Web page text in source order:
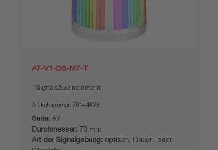
A7-V1-DS-M7-T
Signalsäulenelement
Artikelnummer: 50144838
Serie: A7
Durchmesser: 70 mm
Art der Signalgebung: optisch, Dauer- oder